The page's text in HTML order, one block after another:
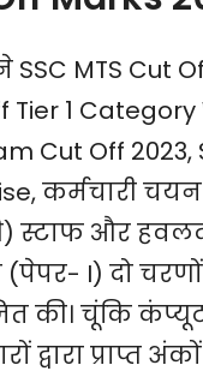
MTS Cut
Tier 1
Cut Off
कर्मचारी
और
(पेपर- I) दो
की। चूंकि
द्वारा प्राप्त